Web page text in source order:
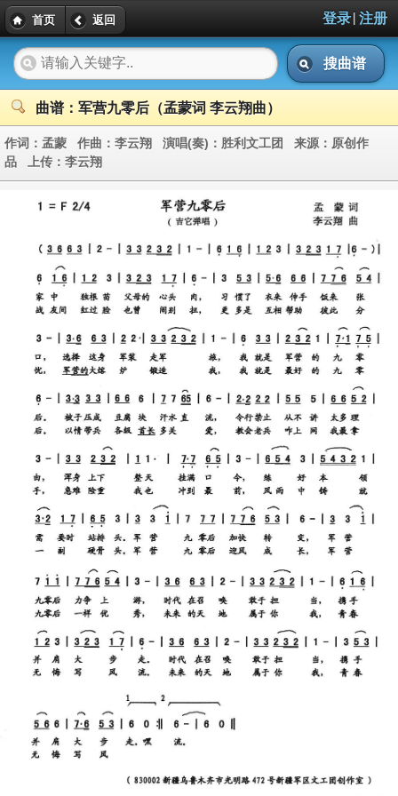
首页 返回 登录| 注册
搜曲谱
曲谱：军营九零后（孟蒙词 李云翔曲）
作词： 孟蒙 作曲： 李云翔 演唱(奏)： 胜利文工团 来源： 原创作
品 上传： 李云翔